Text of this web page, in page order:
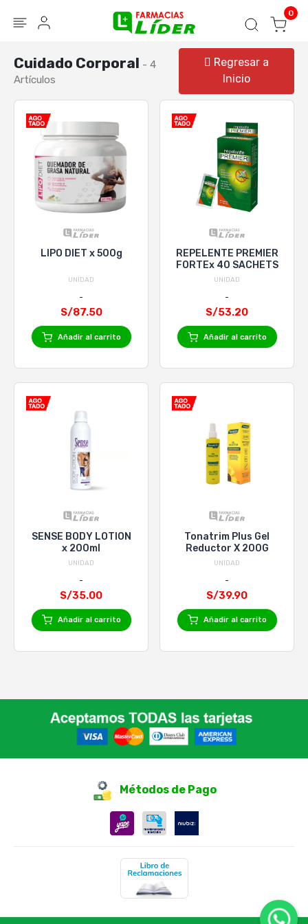
Seguir mi pedido 0
Cuidado Corporal - 4
Artículos
Regresar a
Inicio
LIPO DIET x 500g
UNIDAD
S/87.50
Añadir al carrito
REPELENTE PREMIER
FORTEx 40 SACHETS
UNIDAD
S/53.20
Añadir al carrito
SENSE BODY LOTION
x 200ml
UNIDAD
S/35.00
Añadir al carrito
Tonatrim Plus Gel
Reductor X 200G
UNIDAD
S/39.90
Añadir al carrito
Métodos de Pago